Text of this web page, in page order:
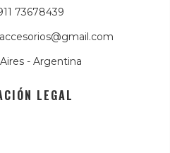
73678439
- Argentina
LEGAL